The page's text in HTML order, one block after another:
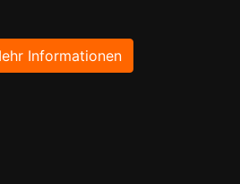
Informationen